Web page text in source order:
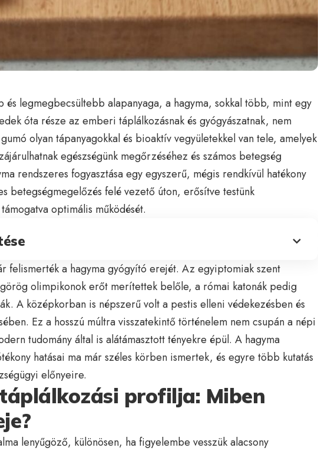
és legmegbecsültebb alapanyaga, a hagyma, sokkal több, mint egy
óta része az emberi táplálkozásnak és gyógyászatnak, nem
olyan tápanyagokkal és bioaktív vegyületekkel van tele, amelyek
egészségünk megőrzéséhez és számos betegség
rendszeres fogyasztása egy egyszerű, mégis rendkívül hatékony
betegségmegelőzés felé vezető úton, erősítve testünk
optimális működését.
felismerték a hagyma gyógyító erejét. Az egyiptomiak szent
olimpikonok erőt merítettek belőle, a római katonák pedig
A középkorban is népszerű volt a pestis elleni védekezésben és
Ez a hosszú múltra visszatekintő történelem nem csupán a népi
tudomány által is alátámasztott tényekre épül. A hagyma
hatásai ma már széles körben ismertek, és egyre több kutatás
előnyeire.
profilja: Miben
lenyűgöző, különösen, ha figyelembe vesszük alacsony